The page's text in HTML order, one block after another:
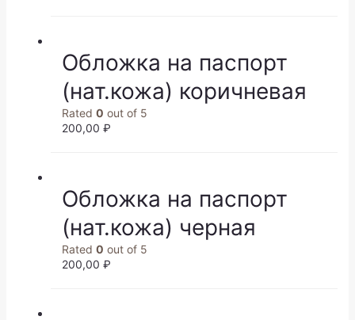
Обложка на паспорт
(нат.кожа) коричневая
Rated 0 out of 5
200,00 ₽
Обложка на паспорт
(нат.кожа) черная
Rated 0 out of 5
200,00 ₽